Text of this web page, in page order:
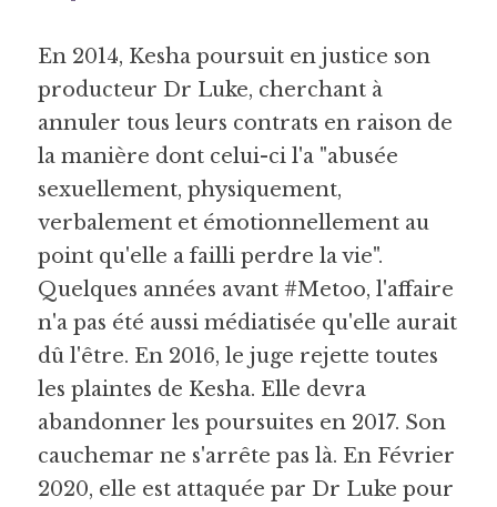
En 2014, Kesha poursuit en justice son
producteur Dr Luke, cherchant à
annuler tous leurs contrats en raison de
la manière dont celui-ci l'a "abusée
sexuellement, physiquement,
verbalement et émotionnellement au
point qu'elle a failli perdre la vie".
Quelques années avant #Metoo, l'affaire
n'a pas été aussi médiatisée qu'elle aurait
dû l'être. En 2016, le juge rejette toutes
les plaintes de Kesha. Elle devra
abandonner les poursuites en 2017. Son
cauchemar ne s'arrête pas là. En Février
2020, elle est attaquée par Dr Luke pour